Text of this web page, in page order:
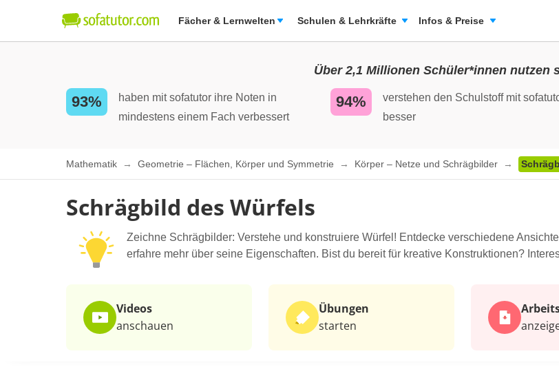
Fächer & Lernwelten Schulen & Lehrkräfte Infos & Preise
Über 2,1 Millionen Schüler*innen nutzen
93%
haben mit sofatutor ihre Noten in
mindestens einem Fach verbessert
94%
verstehen den Schulstoff mit
besser
Mathematik Geometrie – Flächen, Körper und Symmetrie Körper – Netze und Schrägbilder
Schrägbild des Würfels
Zeichne Schrägbilder: Verstehe und konstruiere Würfel! Entdecke verschiedene
erfahre mehr über seine Eigenschaften. Bist du bereit für kreative Konstruktionen?
Videos
anschauen
Übungen
starten